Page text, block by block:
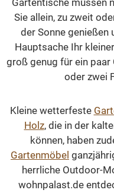
Gartentische müssen
Sie allein, zu zweit
der Sonne genießen
Hauptsache Ihr
groß genug für ein paar
oder zwei
Kleine wetterfeste
Holz, die in der
können, haben
Gartenmöbel
herrliche Outdoor-
wohnpalast.de